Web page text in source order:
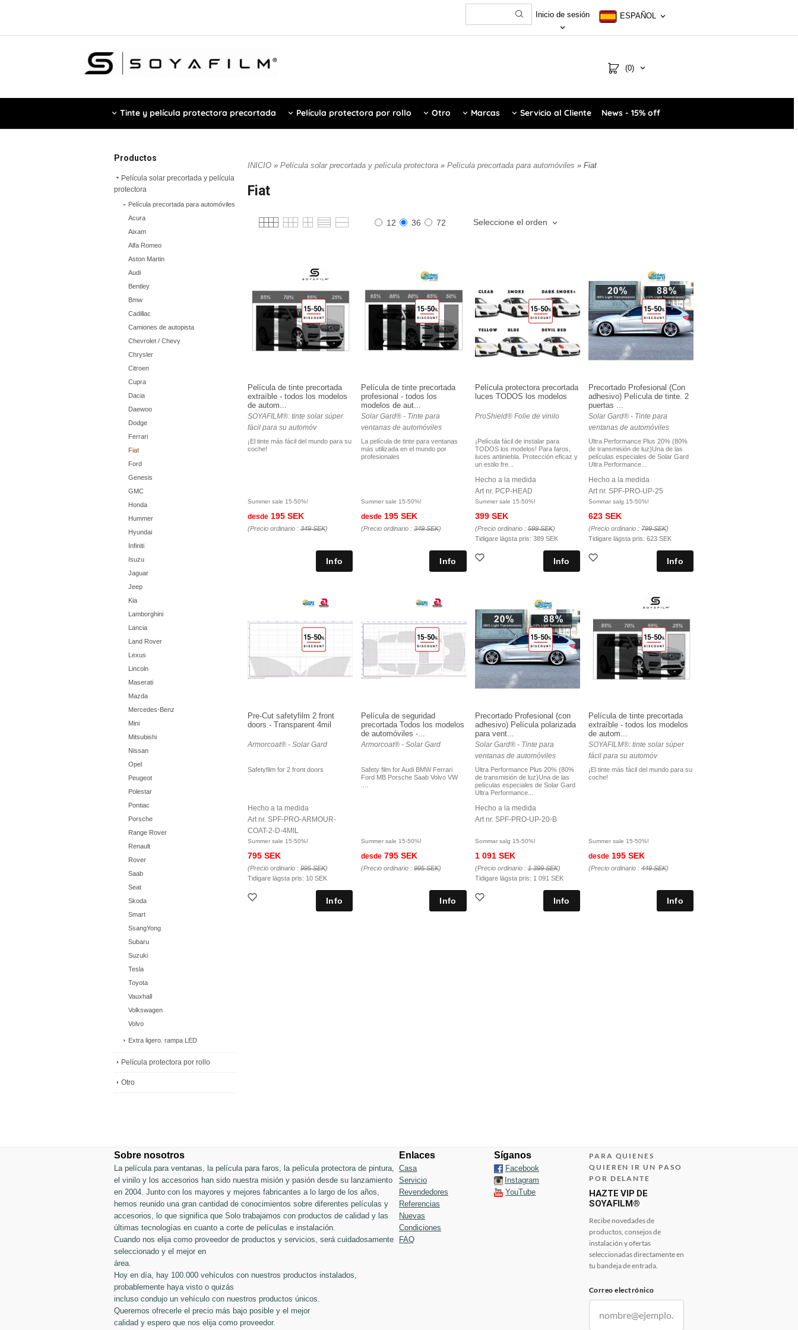
Inicio de sesión ESPAÑOL
(0)
Tinte y película protectora precortada Película protectora por rollo Otro Marcas Servicio al Cliente News - 15% off
Productos
Película solar precortada y película
protectora
Película precortada para automóviles
Acura
Aixam
Alfa Romeo
Aston Martin
Audi
Bentley
Bmw
Cadillac
Camiones de autopista
Chevrolet / Chevy
Chrysler
Citroen
Cupra
Dacia
Daewoo
Dodge
Ferrari
Fiat
Ford
Genesis
GMC
Honda
Hummer
Hyundai
Infiniti
Isuzu
Jaguar
Jeep
Kia
Lamborghini
Lancia
Land Rover
Lexus
Lincoln
Maserati
Mazda
Mercedes-Benz
Mini
Mitsubishi
Nissan
Opel
Peugeot
Polestar
Pontiac
Porsche
Range Rover
Renault
Rover
Saab
Seat
Skoda
Smart
SsangYong
Subaru
Suzuki
Tesla
Toyota
Vauxhall
Volkswagen
Volvo
Extra ligero. rampa LED
Película protectora por rollo
Otro
INICIO » Película solar precortada y película protectora » Película precortada para automóviles » Fiat
Fiat
12 36 72 Seleccione el orden
Película de tinte precortada
extraíble - todos los modelos
de autom...
SOYAFILM®: tinte solar súper
fácil para su automóv
¡El tinte más fácil del mundo para su
coche!
Summer sale 15-50%!
desde 195 SEK
(Precio ordinario : 349 SEK)
Película de tinte precortada
profesional - todos los
modelos de aut...
Solar Gard® - Tinte para
ventanas de automóviles
La película de tinte para ventanas
más utilizada en el mundo por
profesionales
Summer sale 15-50%!
desde 195 SEK
(Precio ordinario :349 SEK)
Película protectora precortada
luces TODOS los modelos
ProShield® Folie de vinilo
¡Película fácil de instalar para
TODOS los modelos! Para faros,
luces antiniebla. Protección eficaz y
un estilo fre...
Hecho a la medida
Art nr. PCP-HEAD
Summer sale 15-50%!
399 SEK
(Precio ordinario :599 SEK)
Tidigare lägsta pris: 389 SEK
Precortado Profesional (Con
adhesivo) Película de tinte. 2
puertas ...
Solar Gard® - Tinte para
ventanas de automóviles
Ultra Performance Plus 20% (80%
de transmisión de luz)Una de las
películas especiales de Solar Gard
Ultra Performance...
Hecho a la medida
Art nr. SPF-PRO-UP-25
Sommar salg 15-50%!
623 SEK
(Precio ordinario :799 SEK)
Tidigare lägsta pris: 623 SEK
Pre-Cut safetyfilm 2 front
doors - Transparent 4mil
Armorcoat® - Solar Gard
Safetyfilm for 2 front doors
Hecho a la medida
Art nr. SPF-PRO-ARMOUR-
COAT-2-D-4MIL
Summer sale 15-50%!
795 SEK
(Precio ordinario : 995 SEK)
Tidigare lägsta pris: 10 SEK
Película de seguridad
precortada Todos los modelos
de automóviles -...
Armorcoat® - Solar Gard
Safety film for Audi BMW Ferrari
Ford MB Porsche Saab Volvo VW
Summer sale 15-50%!
desde 795 SEK
(Precio ordinario :995 SEK)
Precortado Profesional (con
adhesivo) Película polarizada
para vent...
Solar Gard® - Tinte para
ventanas de automóviles
Ultra Performance Plus 20% (80%
de transmisión de luz)Una de las
películas especiales de Solar Gard
Ultra Performance...
Hecho a la medida
Art nr. SPF-PRO-UP-20-B
Sommar salg 15-50%!
1 091 SEK
(Precio ordinario :1 399 SEK)
Tidigare lägsta pris: 1 091 SEK
Película de tinte precortada
extraíble - todos los modelos
de autom...
SOYAFILM®: tinte solar súper
fácil para su automóv
¡El tinte más fácil del mundo para su
coche!
Summer sale 15-50%!
desde195 SEK
(Precio ordinario :449 SEK)
Sobre nosotros
La película para ventanas, la película para faros, la película protectora de pintura,
el vinilo y los accesorios han sido nuestra misión y pasión desde su lanzamiento
en 2004. Junto con los mayores y mejores fabricantes a lo largo de los años,
hemos reunido una gran cantidad de conocimientos sobre diferentes películas y
accesorios, lo que significa que Solo trabajamos con productos de calidad y las
últimas tecnologías en cuanto a corte de películas e instalación.
Cuando nos elija como proveedor de productos y servicios, será cuidadosamente
seleccionado y el mejor en
área.
Hoy en día, hay 100.000 vehículos con nuestros productos instalados,
probablemente haya visto o quizás
incluso condujo un vehículo con nuestros productos únicos.
Queremos ofrecerle el precio más bajo posible y el mejor
calidad y espero que nos elija como proveedor.
Enlaces
Casa
Servicio
Revendedores
Referencias
Nuevas
Condiciones
FAQ
Síganos
Facebook
Instagram
YouTube
PARA QUIENES
QUIEREN IR UN PASO
POR DELANTE
HAZTE VIP DE
SOYAFILM®
Recibe novedades de
productos, consejos de
instalación y ofertas
seleccionadas directamente en
tu bandeja de entrada.
Correo electrónico